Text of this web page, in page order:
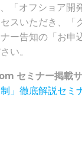
「オフショア開
スいただき、「
ー告知の「お申
い。
セミナー掲載
制」徹底解説セ